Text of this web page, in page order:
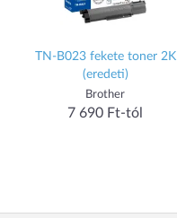
TN-B023 fekete toner 2K
(eredeti)
Brother
7 690 Ft-tól